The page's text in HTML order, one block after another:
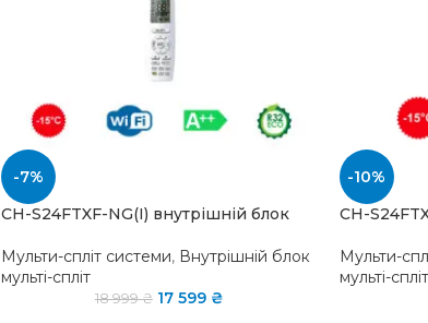
-7%
CH-S24FTXF-NG(I) внутрішній блок
Мульти-спліт системи, Внутрішній блок
мульті-спліт
18 999₴ 17 599 ₴
-10%
CH-
Мульти-
мульті-спліт